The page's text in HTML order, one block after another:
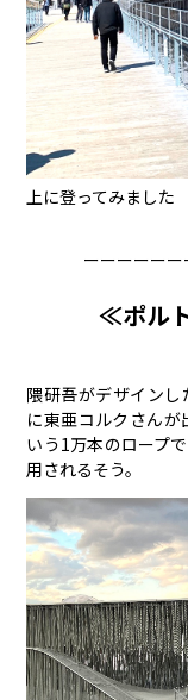
上に登ってみました
ーーーーー
≪ポル
隈研吾がデザイン
に東亜コルクさん
いう1万本のロープ
用されるそう。